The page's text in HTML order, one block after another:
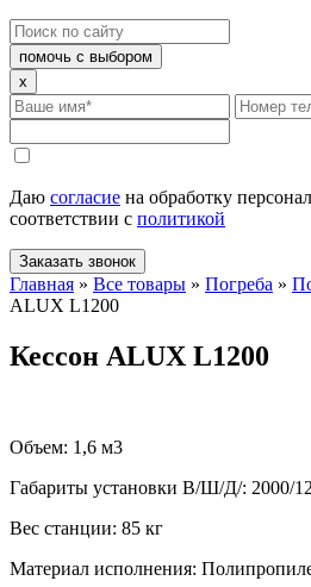
помочь с выбором
x
Даю согласие на обработку
соответствии с политикой
Заказать звонок
Главная » Все товары » Погреба »
ALUX L1200
Кессон ALUX L1200
Объем: 1,6 м3
Габариты установки В/Ш/Д/: 2000/
Вес станции: 85 кг
Материал исполнения: